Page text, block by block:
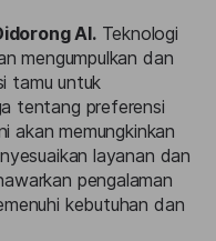
AI.Teknologi
mengumpulkan dan
tamu untuk
tentang preferensi
akan memungkinkan
layanan dan
pengalaman
kebutuhan dan